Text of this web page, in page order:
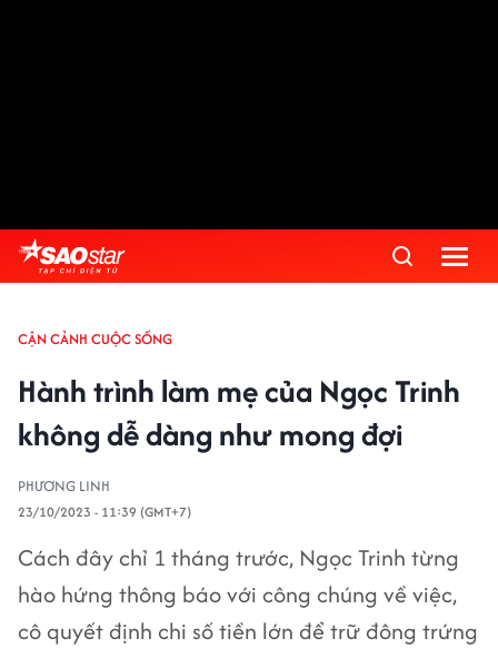
CẬN CẢNH CUỘC SỐNG
Hành trình làm mẹ của Ngọc Trinh
không dễ dàng như mong đợi
PHƯƠNG LINH
23/10/2023 - 11:39 (GMT+7)
Cách đây chỉ 1 tháng trước, Ngọc Trinh từng
hào hứng thông báo với công chúng về việc,
cô quyết định chi số tiền lớn để trữ đông trứng